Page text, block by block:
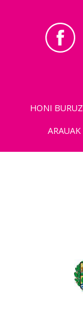
HONI BURUZ
ARAUAK